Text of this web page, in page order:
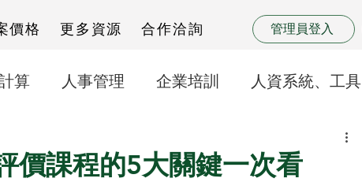
價格 更多資源 合作洽詢 管理員登入
算 人事管理 企業培訓 人資系統、工具
作說明
價課程的5大關鍵一次看